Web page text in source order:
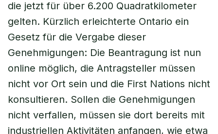
die jetzt für über 6.200 Quadratkilometer
gelten. Kürzlich erleichterte Ontario ein
Gesetz für die Vergabe dieser
Genehmigungen: Die Beantragung ist nun
online möglich, die Antragsteller müssen
nicht vor Ort sein und die First Nations nicht
konsultieren. Sollen die Genehmigungen
nicht verfallen, müssen sie dort bereits mit
industriellen Aktivitäten anfangen, wie etwa